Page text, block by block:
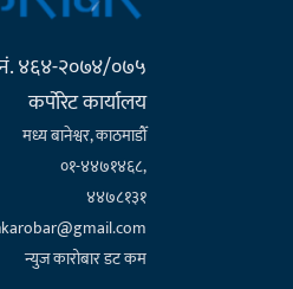
नं. ४६४-२०७४/०७५
कर्पाेरेट कार्यालय
मध्य बानेश्वर, काठमाडौँ
०१-४४७१४६८,
४४७८१३१
न्युज कारोबार डट कम